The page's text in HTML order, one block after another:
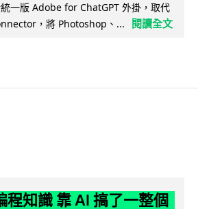
一版 Adobe for ChatGPT 外掛，取代
，將 Photoshop、...
閱讀全文
程知識 靠 AI 搞了一整個